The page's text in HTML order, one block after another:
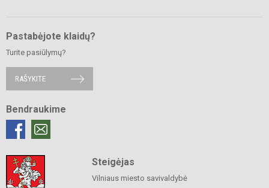
Pastabėjote klaidų?
Turite pasiūlymų?
RAŠYKITE
Bendraukime
Steigėjas
Vilniaus miesto savivaldybė